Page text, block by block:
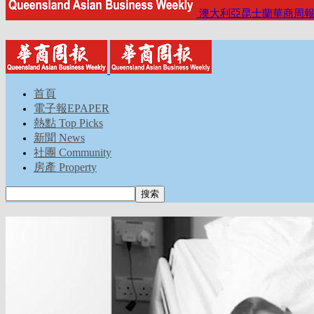
澳大利亞昆士蘭華商周報
首頁
電子報EPAPER
熱點 Top Picks
新聞 News
社團 Community
房產 Property